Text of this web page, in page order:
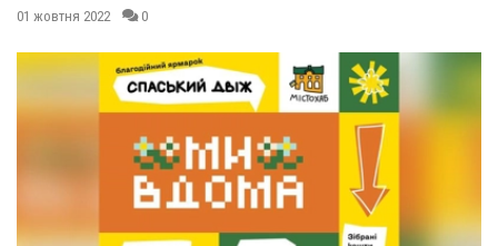
01 жовтня 2022 0